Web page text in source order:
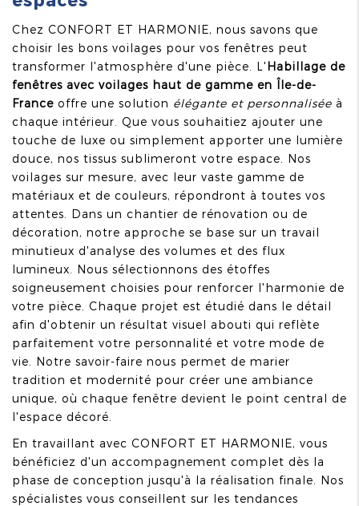
Chez CONFORT ET HARMONIE, nous savons que
choisir les bons voilages pour vos fenêtres peut
transformer l'atmosphère d'une pièce. L' Habillage de
fenêtres avec voilages haut de gamme en Île-de-
France offre une solution élégante et personnalisée à
chaque intérieur. Que vous souhaitiez ajouter une
touche de luxe ou simplement apporter une lumière
douce, nos tissus sublimeront votre espace. Nos
voilages sur mesure, avec leur vaste gamme de
matériaux et de couleurs, répondront à toutes vos
attentes. Dans un chantier de rénovation ou de
décoration, notre approche se base sur un travail
minutieux d'analyse des volumes et des flux
lumineux. Nous sélectionnons des étoffes
soigneusement choisies pour renforcer l'harmonie de
votre pièce. Chaque projet est étudié dans le détail
afin d'obtenir un résultat visuel abouti qui reflète
parfaitement votre personnalité et votre mode de
vie. Notre savoir-faire nous permet de marier
tradition et modernité pour créer une ambiance
unique, où chaque fenêtre devient le point central de
l'espace décoré.
En travaillant avec CONFORT ET HARMONIE, vous
bénéficiez d'un accompagnement complet dès la
phase de conception jusqu'à la réalisation finale. Nos
spécialistes vous conseillent sur les tendances